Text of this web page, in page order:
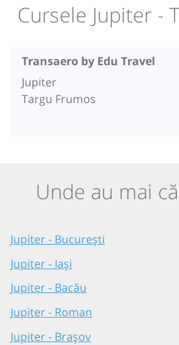
Cursele Jupiter -
Transaero by Edu Travel
Jupiter
Targu Frumos
Unde au mai
Jupiter - București
Jupiter - Iași
Jupiter - Bacău
Jupiter - Roman
Jupiter - Brașov